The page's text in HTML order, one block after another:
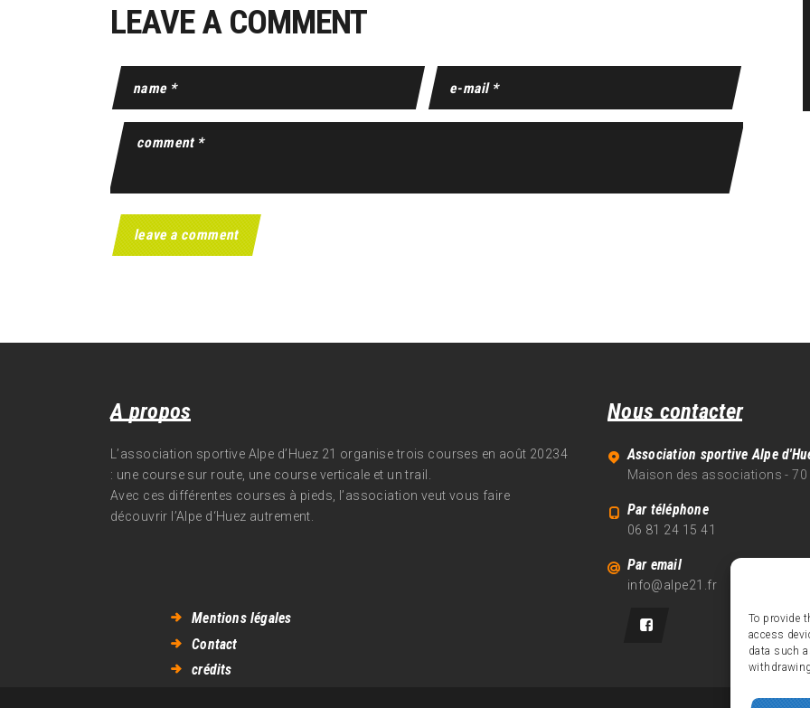
To provide
access
data such
LEAVE A COMMENT
A propos
L’association sportive Alpe d’Huez 21 organise trois courses en août 20234
: une course sur route, une course verticale et un trail.
Avec ces différentes courses à pieds, l’association veut vous faire
découvrir l’Alpe d‘Huez autrement.
Nous contacter
Association sportive Alpe
Maison des associations - 70
Par téléphone
06 81 24 15 41
Par email
info@alpe21.fr
Mentions légales
Contact
crédits